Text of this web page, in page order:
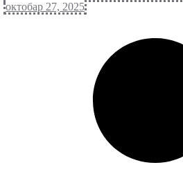
октобар 27, 2025